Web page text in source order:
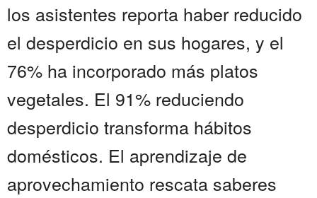
los asistentes reporta haber reducido
el desperdicio en sus hogares, y el
76% ha incorporado más platos
vegetales. El 91% reduciendo
desperdicio transforma hábitos
domésticos. El aprendizaje de
aprovechamiento rescata saberes